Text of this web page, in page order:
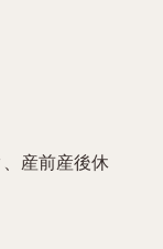
産前産後休